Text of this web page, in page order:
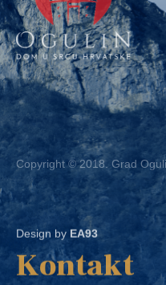
Copyright © 2018. Grad
Design byEA93
Kontakt